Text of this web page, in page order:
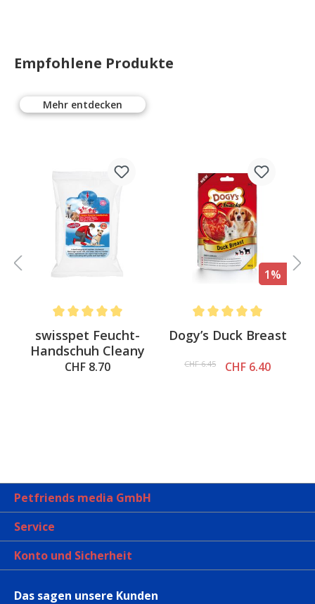
Empfohlene Produkte
Mehr entdecken
swisspet Feucht-
Handschuh Cleany
CHF 8.70
1%
Dogy’s Duck Breast
CHF 6.45 CHF 6.40
Petfriends media GmbH
Service
Konto und Sicherheit
Das sagen unsere Kunden